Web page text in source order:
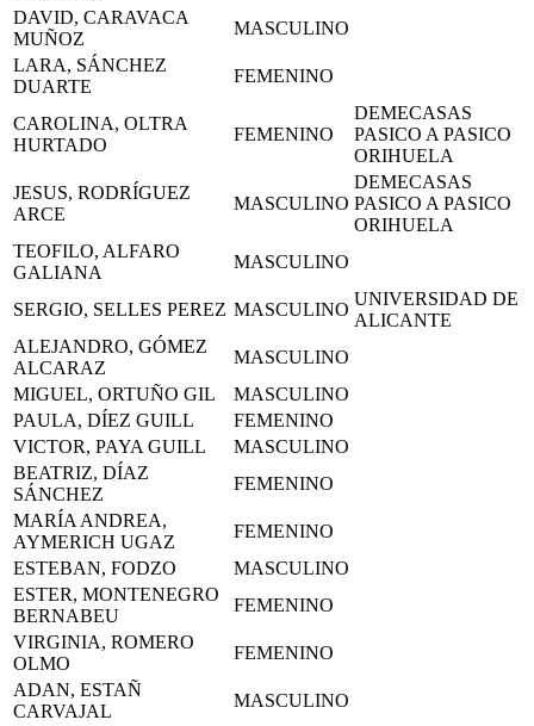
DAVID, CARAVACA
MUÑOZ
MASCULINO
LARA, SÁNCHEZ
DUARTE
FEMENINO
CAROLINA, OLTRA
HURTADO
FEMENINO
DEMECASAS
PASICO A PASICO
ORIHUELA
JESUS, RODRÍGUEZ
ARCE
MASCULINO
DEMECASAS
PASICO A PASICO
ORIHUELA
TEOFILO, ALFARO
GALIANA
MASCULINO
SERGIO, SELLES PEREZ MASCULINO
UNIVERSIDAD DE
ALICANTE
ALEJANDRO, GÓMEZ
ALCARAZ
MASCULINO
MIGUEL, ORTUÑO GIL
MASCULINO
PAULA, DÍEZ GUILL
FEMENINO
VICTOR, PAYA GUILL
MASCULINO
BEATRIZ, DÍAZ
SÁNCHEZ
FEMENINO
MARÍA ANDREA,
AYMERICH UGAZ
FEMENINO
ESTEBAN, FODZO
MASCULINO
ESTER, MONTENEGRO
BERNABEU
FEMENINO
VIRGINIA, ROMERO
OLMO
FEMENINO
ADAN, ESTAÑ
CARVAJAL
MASCULINO